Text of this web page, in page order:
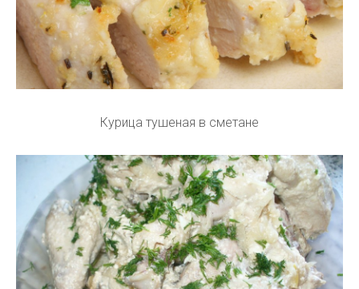
Курица тушеная в сметане